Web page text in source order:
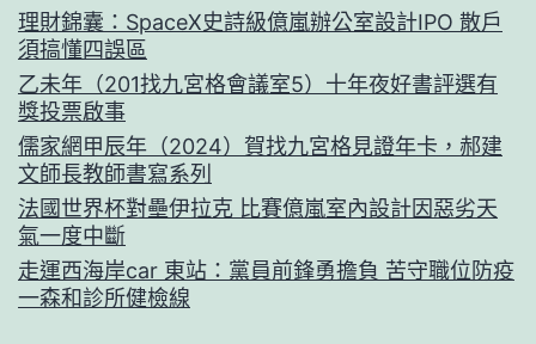
理財錦囊：SpaceX史詩級億嵐辦公室設計IPO 散戶
須搞懂四誤區
乙未年（201找九宮格會議室5）十年夜好書評選有
獎投票啟事
儒家網甲辰年（2024）賀找九宮格見證年卡，郝建
文師長教師書寫系列
法國世界杯對壘伊拉克 比賽億嵐室內設計因惡劣天
氣一度中斷
走運西海岸car 東站：黨員前鋒勇擔負 苦守職位防疫
一森和診所健檢線